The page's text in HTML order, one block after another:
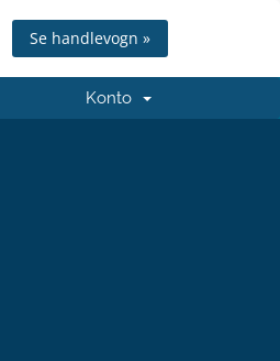
Se handlevogn »
Konto